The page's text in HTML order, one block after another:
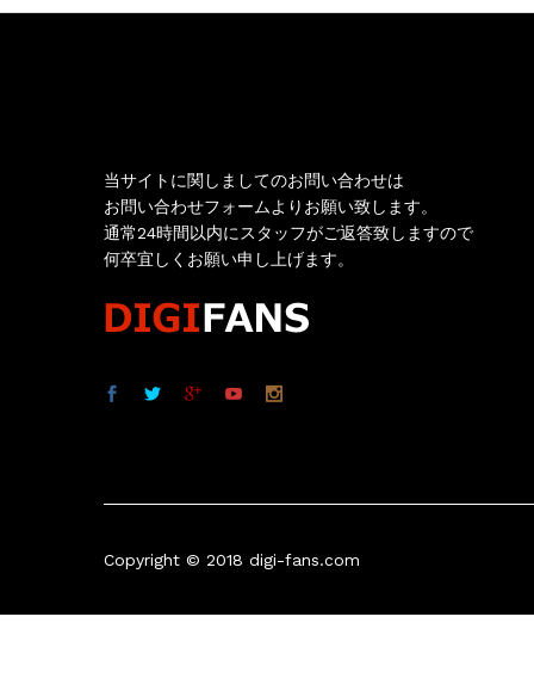
当サイトに関しましてのお問い合わせは
お問い合わせフォームよりお願い致します。
通常24時間以内にスタッフがご返答致しますので
何卒宜しくお願い申し上げます。
Copyright © 2018 digi-fans.com